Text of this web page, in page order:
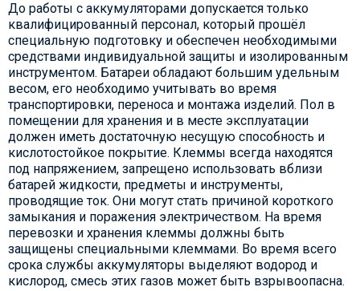
До работы с аккумуляторами допускается только
квалифицированный персонал, который прошёл
специальную подготовку и обеспечен необходимыми
средствами индивидуальной защиты и изолированным
инструментом. Батареи обладают большим удельным
весом, его необходимо учитывать во время
транспортировки, переноса и монтажа изделий. Пол в
помещении для хранения и в месте эксплуатации
должен иметь достаточную несущую способность и
кислотостойкое покрытие. Клеммы всегда находятся
под напряжением, запрещено использовать вблизи
батарей жидкости, предметы и инструменты,
проводящие ток. Они могут стать причиной короткого
замыкания и поражения электричеством. На время
перевозки и хранения клеммы должны быть
защищены специальными клеммами. Во время всего
срока службы аккумуляторы выделяют водород и
кислород, смесь этих газов может быть взрывоопасна.